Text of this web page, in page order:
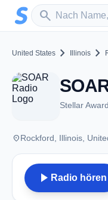
Zum Hauptinhalt springen
search
Sender suchen
United States chevron_right Illinois chevron_right
Stellar
placeRockford, Illinois,
play_arrow Radio hören